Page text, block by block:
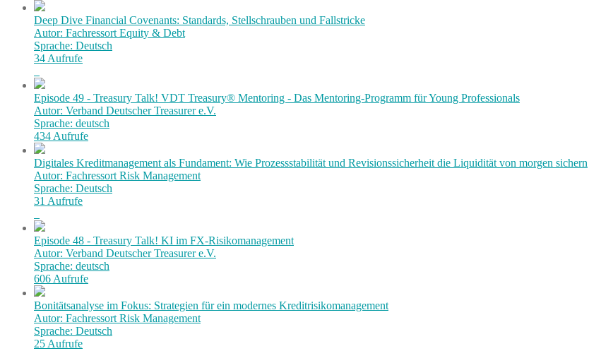
Deep Dive Financial Covenants: Standards, Stellschrauben und Fallstricke
Autor: Fachressort Equity & Debt
Sprache: Deutsch
34 Aufrufe
Episode 49 - Treasury Talk! VDT Treasury® Mentoring - Das Mentoring-Programm für Young Professionals
Autor: Verband Deutscher Treasurer e.V.
Sprache: deutsch
434 Aufrufe
Digitales Kreditmanagement als Fundament: Wie Prozessstabilität und Revisionssicherheit die Liquidität von morgen sichern
Autor: Fachressort Risk Management
Sprache: Deutsch
31 Aufrufe
Episode 48 - Treasury Talk! KI im FX-Risikomanagement
Autor: Verband Deutscher Treasurer e.V.
Sprache: deutsch
606 Aufrufe
Bonitätsanalyse im Fokus: Strategien für ein modernes Kreditrisikomanagement
Autor: Fachressort Risk Management
Sprache: Deutsch
25 Aufrufe